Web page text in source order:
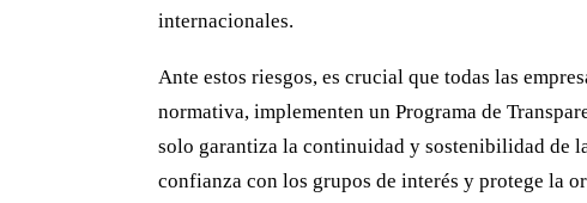
internacionales.
Ante estos riesgos, es crucial que todas las
normativa, implementen un Programa de
solo garantiza la continuidad y sostenibilidad de
confianza con los grupos de interés y protege la